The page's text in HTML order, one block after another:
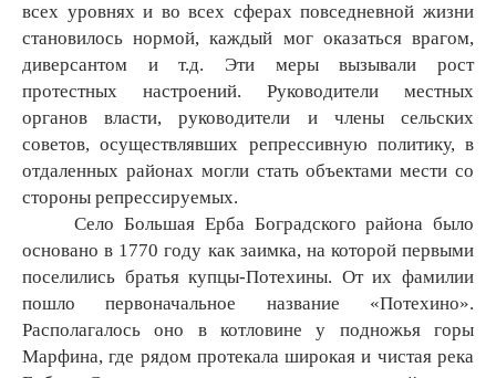
всех уровнях и во всех сферах повседневной жизни
становилось нормой, каждый мог оказаться врагом,
диверсантом и т.д. Эти меры вызывали рост
протестных настроений. Руководители местных
органов власти, руководители и члены сельских
советов, осуществлявших репрессивную политику, в
отдаленных районах могли стать объектами мести со
стороны репрессируемых.
Село Большая Ерба Боградского района было
основано в 1770 году как заимка, на которой первыми
поселились братья купцы-Потехины. От их фамилии
пошло первоначальное название «Потехино».
Располагалось оно в котловине у подножья горы
Марфина, где рядом протекала широкая и чистая река